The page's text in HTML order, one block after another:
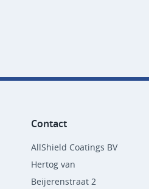
Contact
AllShield Coatings BV
Hertog van
Beijerenstraat 2